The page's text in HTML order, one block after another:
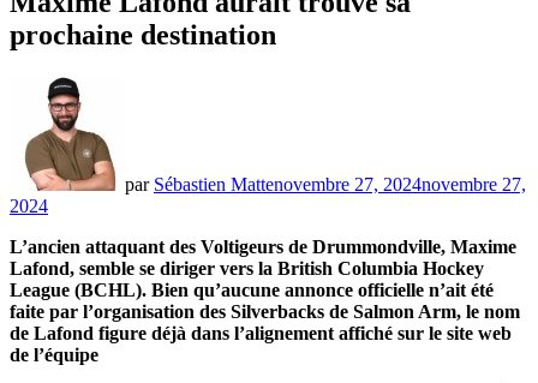
prochaine destination
par Sébastien Mattenovembre 27, 2024novembre 27,
2024
L’ancien attaquant des Voltigeurs de Drummondville, Maxime
Lafond, semble se diriger vers la British Columbia Hockey
League (BCHL). Bien qu’aucune annonce officielle n’ait été
faite par l’organisation des Silverbacks de Salmon Arm, le nom
de Lafond figure déjà dans l’alignement affiché sur le site web
de l’équipe